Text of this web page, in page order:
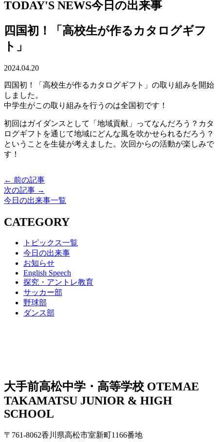
TODAY'S NEWS今日の出来事
四国初！「高校生が作るカタログギフ
ト」
2024.04.20
四国初！「高校生が作るカタログギフト」の取り組みを開始
しました。
中学生がこの取り組みを行うのは全国初です！
初回はガイダンスとして「地域貢献」ってなんだろう？カタ
ログギフトを通じて地域にどんな風を吹かせられるだろう？
ということを生徒が考えました。次回からの活動が楽しみで
す！
← 前の記事
次の記事 →
今日の出来事一覧
CATEGORY
トピックス一覧
今日の出来事
お知らせ
English Speech
探究・アントレ教育
サッカー部
野球部
ダンス部
大手前高松中学・高等学校 OTEMAE
TAKAMATSU JUNIOR & HIGH
SCHOOL
〒761-8062香川県高松市室新町1166番地